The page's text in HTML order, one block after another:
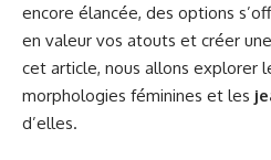
encore élancée, des options
en valeur vos atouts et créer
cet article, nous allons explorer
morphologies féminines et les
d’elles.